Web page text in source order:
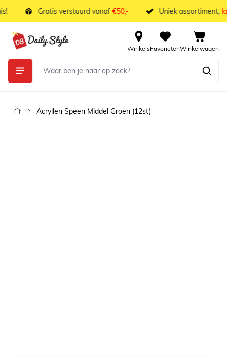
Ga naar de inhoud
Gratis verstuurd vanaf€50,- Uniek assortiment,
WinkelsFavorietenWinkelwagen
Acryllen Speen Middel Groen (12st)